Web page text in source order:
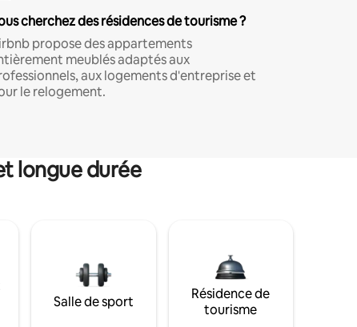
cherchez des résidences de tourisme ?
propose des appartements
meublés adaptés aux
aux logements d'entreprise et
le relogement.
longue durée
Salle de sport
Résidence de
tourisme